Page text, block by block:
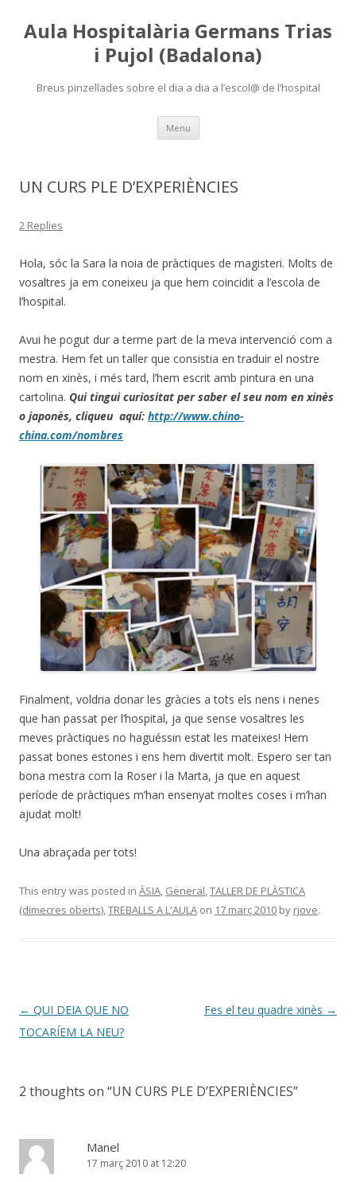
Aula Hospitalària Germans Trias
i Pujol (Badalona)
Breus pinzellades sobre el dia a dia a l’escol@ de l’hospital
Menu Skip
content
UN CURS PLE D’EXPERIÈNCIES
2 Replies
Hola, sóc la Sara la noia de pràctiques de magisteri. Molts de
vosaltres ja em coneixeu ja que hem coincidit a l’escola de
l’hospital.
Avui he pogut dur a terme part de la meva intervenció com a
mestra. Hem fet un taller que consistia en traduir el nostre
nom en xinès, i més tard, l’hem escrit amb pintura en una
cartolina. Qui tingui curiositat per saber el seu nom en xinès
o japonès, cliqueu aquí: http://www.chino-
china.com/nombres
Finalment, voldria donar les gràcies a tots els nens i nenes
que han passat per l’hospital, ja que sense vosaltres les
meves pràctiques no haguéssin estat les mateixes! Hem
passat bones estones i ens hem divertit molt. Espero ser tan
bona mestra com la Roser i la Marta, ja que en aquest
període de pràctiques m’han ensenyat moltes coses i m’han
ajudat molt!
Una abraçada per tots!
This entry was posted in ÀSIA, General,TALLER DE PLÀSTICA
(dimecres oberts),TREBALLS A L'AULA on 17 març 2010 by rjove.
Post
navigation
← QUI DEIA QUE NO
TOCARÍEM LA NEU?
Fes el teu quadre xinès →
2 thoughts on “UN CURS PLE D’EXPERIÈNCIES”
Manel
17 març 2010 at 12:20